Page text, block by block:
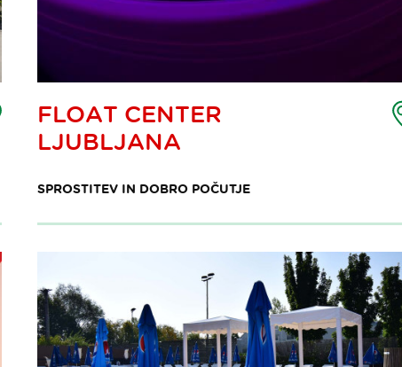
Zemljevid
točke
interesa
FLOAT CENTER
LJUBLJANA
SPROSTITEV IN DOBRO POČUTJE